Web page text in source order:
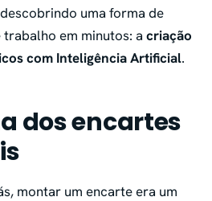
uma forma de
em minutos: a criação
com Inteligência Artificial.
dos encartes
montar um encarte era um